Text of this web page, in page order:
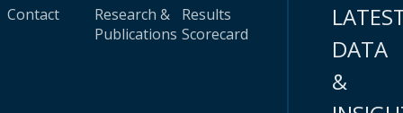
Contact
Research &
Publications
Results
Scorecard
DATA
&